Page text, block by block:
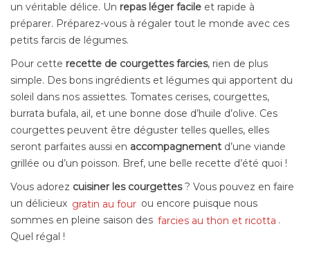
un véritable délice. Un repas léger facile et rapide à
préparer. Préparez-vous à régaler tout le monde avec ces
petits farcis de légumes.
Pour cette recette de courgettes farcies, rien de plus
simple. Des bons ingrédients et légumes qui apportent du
soleil dans nos assiettes. Tomates cerises, courgettes,
burrata bufala, ail, et une bonne dose d’huile d’olive. Ces
courgettes peuvent être déguster telles quelles, elles
seront parfaites aussi en accompagnement d’une viande
grillée ou d’un poisson. Bref, une belle recette d’été quoi !
Vous adorez cuisiner les courgettes? Vous pouvez en faire
un délicieux gratin au four ou encore puisque nous
sommes en pleine saison des farcies au thon et ricotta .
Quel régal !